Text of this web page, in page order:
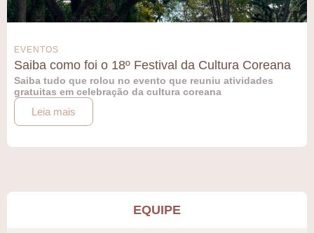
EVENTOS
Saiba como foi o 18º Festival da Cultura Coreana
Saiba tudo que rolou no evento que reuniu atividades
gratuitas em celebração da cultura coreana
Leia mais
EQUIPE